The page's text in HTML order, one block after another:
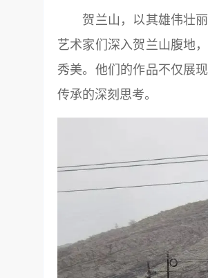
贺兰山，以其雄伟壮丽
艺术家们深入贺兰山腹地
秀美。他们的作品不仅展
传承的深刻思考。